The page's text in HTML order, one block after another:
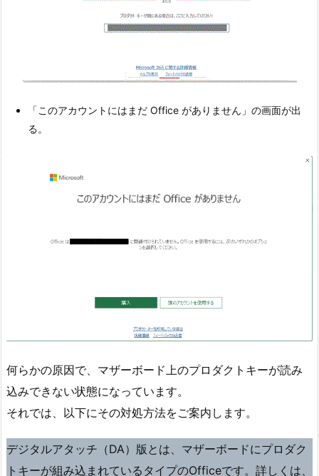
「このアカウントにはまだ Office がありません」の画面が出
る。
何らかの原因で、マザーボード上のプロダクトキーが読み
込みできない状態になっています。
それでは、以下にその対処方法をご案内します。
デジタルアタッチ（DA）版とは、マザーボードにプロダク
トキーが組み込まれているタイプのOfficeです。詳しくは、